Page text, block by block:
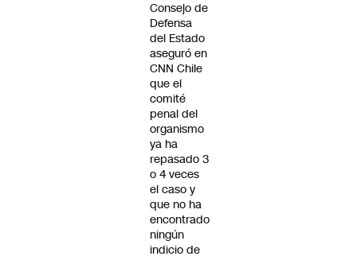
Consejo de
Defensa
del Estado
aseguró en
CNN Chile
que el
comité
penal del
organismo
ya ha
repasado 3
o 4 veces
el caso y
que no ha
encontrado
ningún
indicio de